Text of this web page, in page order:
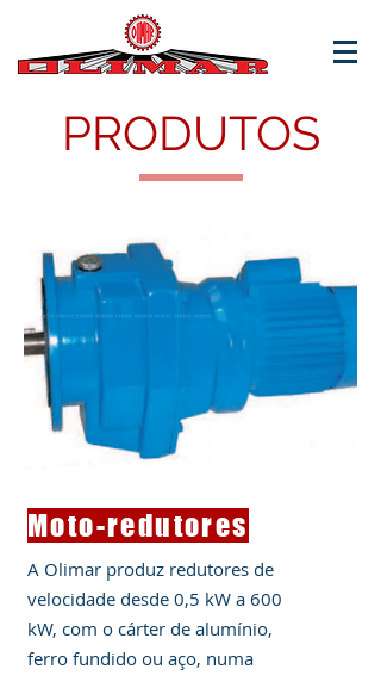
PRODUTOS
Moto-redutores
A Olimar produz redutores de
velocidade desde 0,5 kW a 600
kW, com o cárter de alumínio,
ferro fundido ou aço, numa